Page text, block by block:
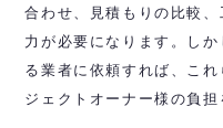
合わせ、見積もりの比較
力が必要になります。し
る業者に依頼すれば、こ
ジェクトオーナー様の負担